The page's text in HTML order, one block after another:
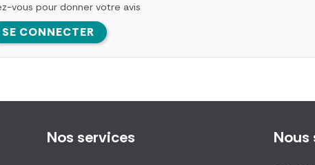
vous pour donner votre avis
SE CONNECTER
Nos services Nous